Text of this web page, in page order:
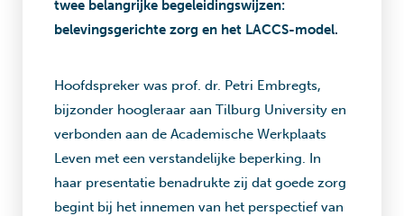
twee belangrijke begeleidingswijzen:
belevingsgerichte zorg en het LACCS-model.
Hoofdspreker was prof. dr. Petri Embregts,
bijzonder hoogleraar aan Tilburg University en
verbonden aan de Academische Werkplaats
Leven met een verstandelijke beperking. In
haar presentatie benadrukte zij dat goede zorg
begint bij het innemen van het perspectief van